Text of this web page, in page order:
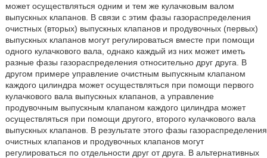
может осуществляться одним и тем же кулачковым валом
выпускных клапанов. В связи с этим фазы газораспределения
очистных (вторых) выпускных клапанов и продувочных (первых)
выпускных клапанов могут регулироваться вместе при помощи
одного кулачкового вала, однако каждый из них может иметь
разные фазы газораспределения относительно друг друга. В
другом примере управление очистным выпускным клапаном
каждого цилиндра может осуществляться при помощи первого
кулачкового вала выпускных клапанов, а управление
продувочным выпускным клапаном каждого цилиндра может
осуществляться при помощи другого, второго кулачкового вала
выпускных клапанов. В результате этого фазы газораспределения
очистных клапанов и продувочных клапанов могут
регулироваться по отдельности друг от друга. В альтернативных